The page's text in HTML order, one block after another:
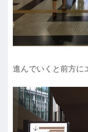
進んでいくと前方に